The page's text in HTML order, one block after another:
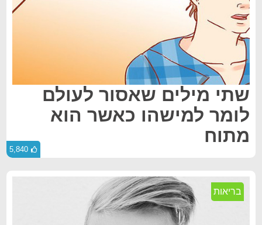
שתי מילים שאסור לעולם
לומר למישהו כאשר הוא
מתוח
5,840
בריאות